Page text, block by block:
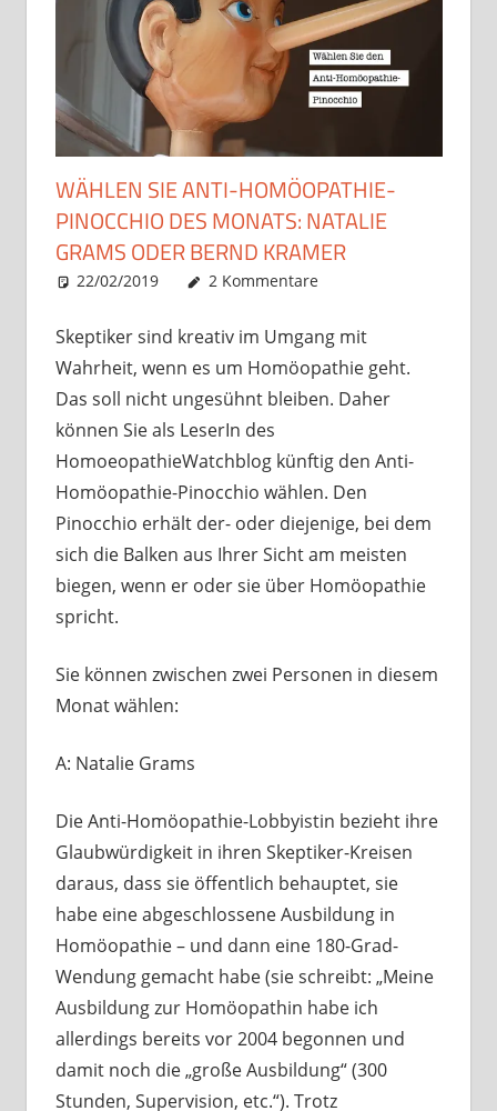
WÄHLEN SIE ANTI-HOMÖOPATHIE-
PINOCCHIO DES MONATS: NATALIE
GRAMS ODER BERND KRAMER
22/02/2019 Christian J. Becker
Uncategorized
2 Kommentare
Skeptiker sind kreativ im Umgang mit
Wahrheit, wenn es um Homöopathie geht.
Das soll nicht ungesühnt bleiben. Daher
können Sie als LeserIn des
HomoeopathieWatchblog künftig den Anti-
Homöopathie-Pinocchio wählen. Den
Pinocchio erhält der- oder diejenige, bei dem
sich die Balken aus Ihrer Sicht am meisten
biegen, wenn er oder sie über Homöopathie
spricht.
Sie können zwischen zwei Personen in diesem
Monat wählen:
A: Natalie Grams
Die Anti-Homöopathie-Lobbyistin bezieht ihre
Glaubwürdigkeit in ihren Skeptiker-Kreisen
daraus, dass sie öffentlich behauptet, sie
habe eine abgeschlossene Ausbildung in
Homöopathie – und dann eine 180-Grad-
Wendung gemacht habe (sie schreibt: „Meine
Ausbildung zur Homöopathin habe ich
allerdings bereits vor 2004 begonnen und
damit noch die „große Ausbildung“ (300
Stunden, Supervision, etc.“). Trotz